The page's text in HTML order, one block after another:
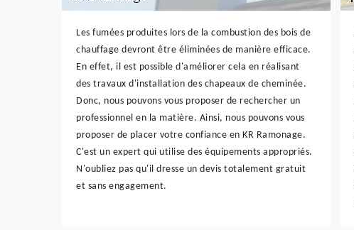
Les fumées produites lors de la combustion des bois de
chauffage devront être éliminées de manière efficace.
En effet, il est possible d'améliorer cela en réalisant
des travaux d'installation des chapeaux de cheminée.
Donc, nous pouvons vous proposer de rechercher un
professionnel en la matière. Ainsi, nous pouvons vous
proposer de placer votre confiance en KR Ramonage.
C'est un expert qui utilise des équipements appropriés.
N'oubliez pas qu'il dresse un devis totalement gratuit
et sans engagement.